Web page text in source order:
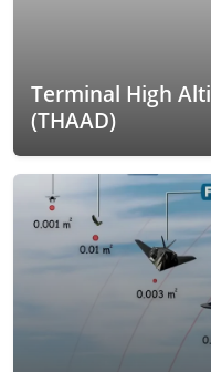
Terminal High
(THAAD)